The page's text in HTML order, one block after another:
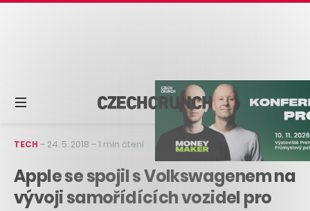
TECH – 24. 5. 2018 –1 min čtení
Apple se spojil s Volkswagenem na
vývoji samořídících vozidel pro